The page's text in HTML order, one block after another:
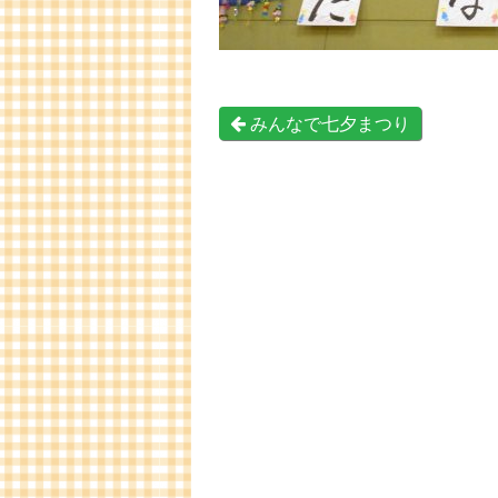
みんなで七夕まつり